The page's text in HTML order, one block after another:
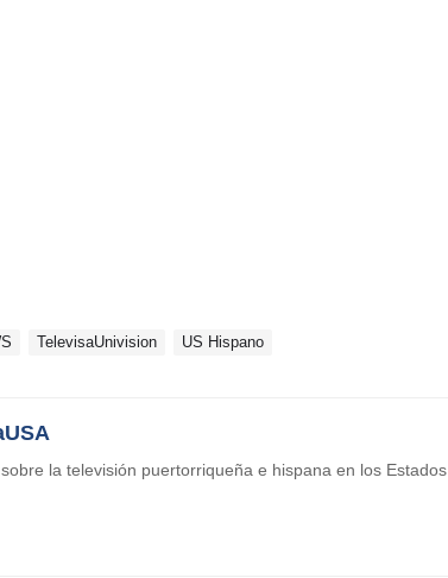
TelevisaUnivision US Hispano
la televisión puertorriqueña e hispana en los Estados